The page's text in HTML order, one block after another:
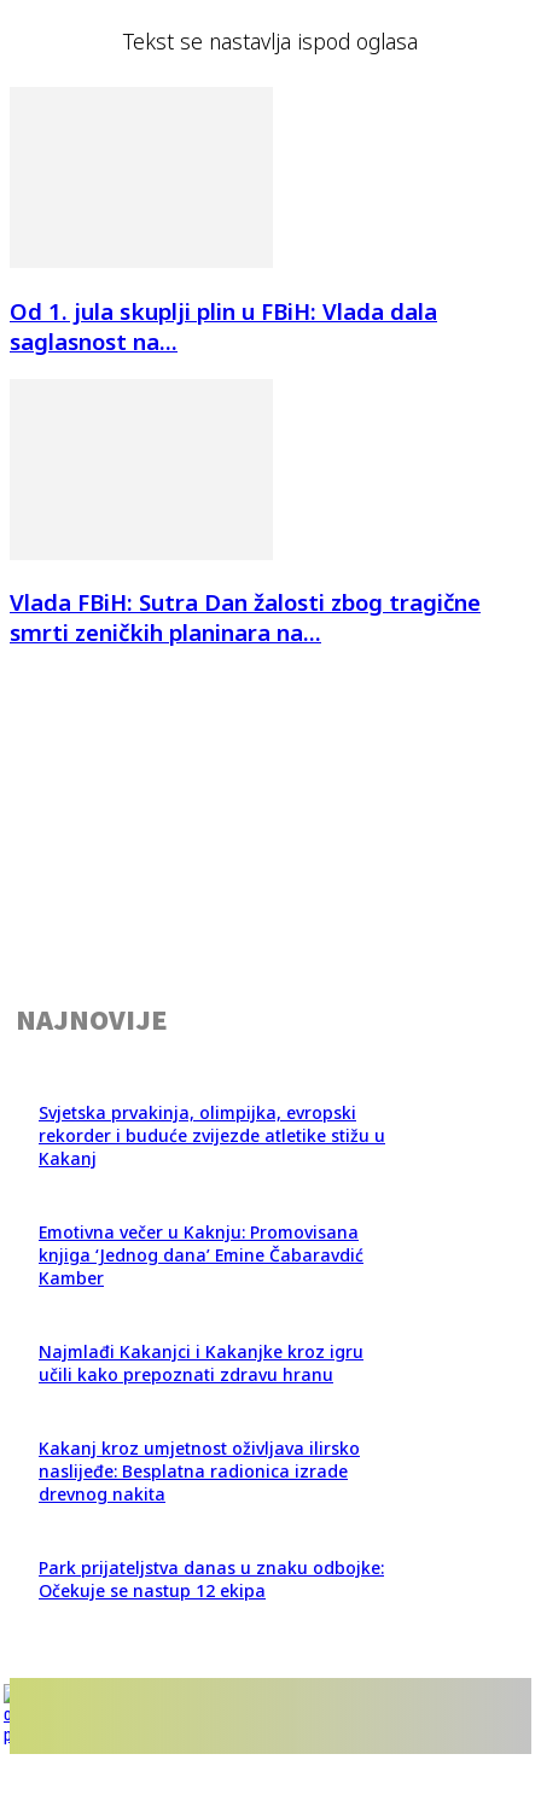
Tekst se nastavlja ispod oglasa
Od 1. jula skuplji plin u FBiH: Vlada dala
saglasnost na...
Vlada FBiH: Sutra Dan žalosti zbog tragične
smrti zeničkih planinara na...
NAJNOVIJE
Svjetska prvakinja, olimpijka, evropski
rekorder i buduće zvijezde atletike stižu u
Kakanj
Emotivna večer u Kaknju: Promovisana
knjiga ‘Jednog dana’ Emine Čabaravdić
Kamber
Najmlađi Kakanjci i Kakanjke kroz igru
učili kako prepoznati zdravu hranu
Kakanj kroz umjetnost oživljava ilirsko
naslijeđe: Besplatna radionica izrade
drevnog nakita
Park prijateljstva danas u znaku odbojke:
Očekuje se nastup 12 ekipa